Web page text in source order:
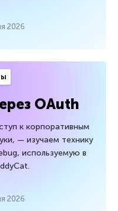
2026
OAuth
к корпоративным
— изучаем технику
используемую в
2026